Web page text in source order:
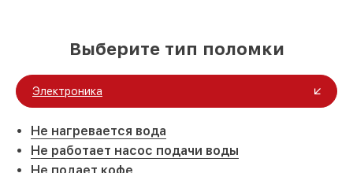
Выберите тип поломки
Электроника
Не нагревается вода
Не работает насос подачи воды